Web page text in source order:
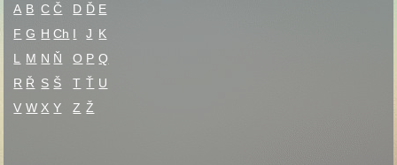
A B C Č D Ď E
F G H Ch I J K
L
M N Ň O P Q
R Ř S Š T Ť U
V W X Y Z Ž